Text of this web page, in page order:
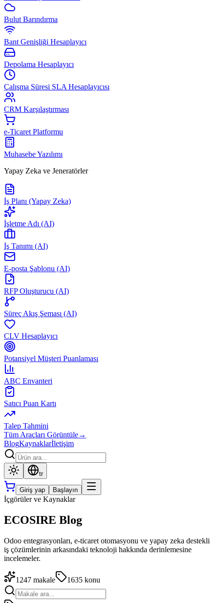
Bulut Barındırma
Bant Genişliği Hesaplayıcı
Depolama Hesaplayıcı
Çalışma Süresi SLA Hesaplayıcısı
CRM Karşılaştırması
e-Ticaret Platformu
Muhasebe Yazılımı
Yapay Zeka ve Jeneratörler
İş Planı (Yapay Zeka)
İşletme Adı (AI)
İş Tanımı (AI)
E-posta Şablonu (AI)
RFP Oluşturucu (AI)
Süreç Akış Şeması (AI)
CLV Hesaplayıcı
Potansiyel Müşteri Puanlaması
ABC Envanteri
Satıcı Puan Kartı
Talep Tahmini
Tüm Araçları Görüntüle→
BlogKaynaklarİletişim
tr
Giriş yap Başlayın
İçgörüler ve Kaynaklar
ECOSIRE Blog
Odoo entegrasyonları, e-ticaret otomasyonu ve yapay zeka destekli
iş çözümlerinin arkasındaki teknoloji hakkında derinlemesine
incelemeler.
1247 makale 1635 konu